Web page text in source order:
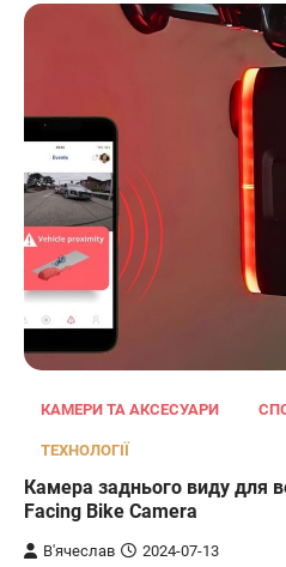
КАМЕРИ ТА АКСЕСУАРИ
ТЕХНОЛОГІЇ
Камера заднього виду для
Facing Bike Camera
В'ячеслав 2024-07-13